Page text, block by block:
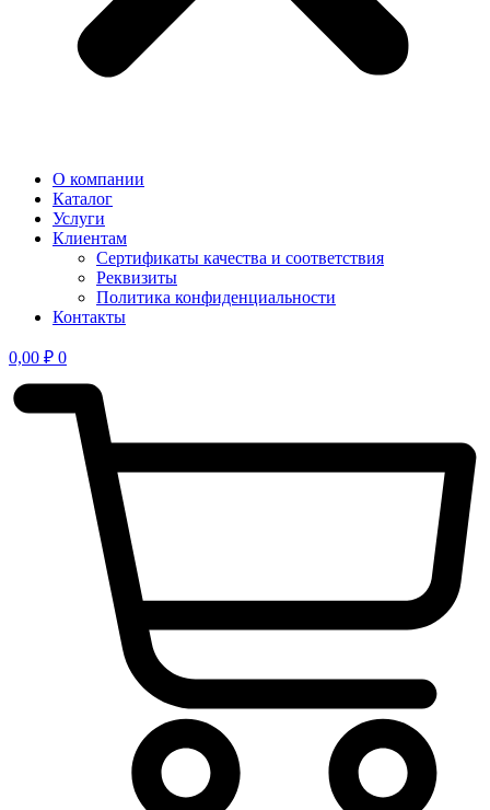
О компании
Каталог
Услуги
Клиентам
Сертификаты качества и соответствия
Реквизиты
Политика конфиден­циальности
Контакты
0,00 ₽ 0